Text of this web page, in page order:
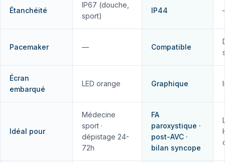
Étanchéité
IP67 (douche,
sport)
IP44
Pacemaker — Compatible
Écran
embarqué
LED orange Graphique
Idéal pour
Médecine
sport ·
dépistage 24-
72h
FA
paroxystique ·
post-AVC ·
bilan syncope